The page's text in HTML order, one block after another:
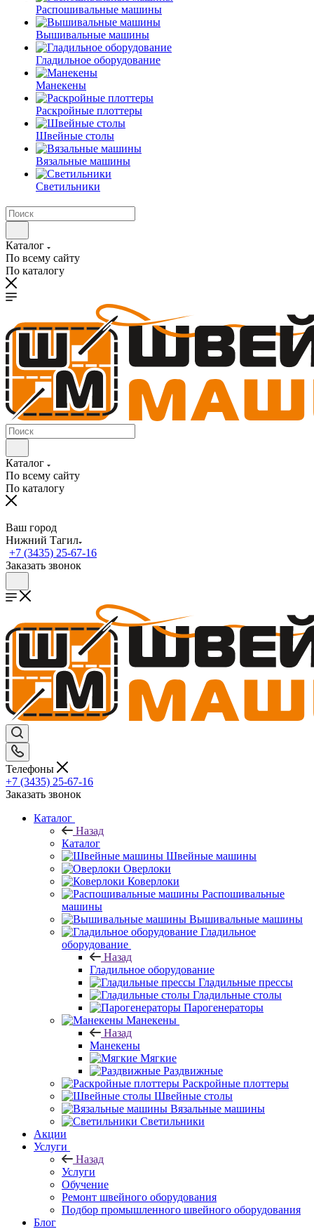
Распошивальные машины
Вышивальные машины
Гладильное оборудование
Манекены
Раскройные плоттеры
Швейные столы
Вязальные машины
Светильники
Каталог
По всему сайту
По каталогу
Каталог
По всему сайту
По каталогу
Ваш город
Нижний Тагил
+7 (3435) 25-67-16
Заказать звонок
Телефоны
+7 (3435) 25-67-16
Заказать звонок
Каталог
Назад
Каталог
Швейные машины
Оверлоки
Коверлоки
Распошивальные
машины
Вышивальные машины
Гладильное
оборудование
Назад
Гладильное оборудование
Гладильные прессы
Гладильные столы
Парогенераторы
Манекены
Назад
Манекены
Мягкие
Раздвижные
Раскройные плоттеры
Швейные столы
Вязальные машины
Светильники
Акции
Услуги
Назад
Услуги
Обучение
Ремонт швейного оборудования
Подбор промышленного швейного оборудования
Блог